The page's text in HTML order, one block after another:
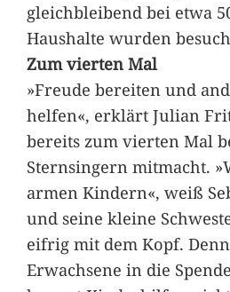
gleichbleibend bei etwa
Haushalte wurden
Zum vierten Mal
»Freude bereiten und
helfen«, erklärt Julian
bereits zum vierten Mal
Sternsingern mitmacht.
armen Kindern«, weiß
und seine kleine
eifrig mit dem Kopf. Denn
Erwachsene in die